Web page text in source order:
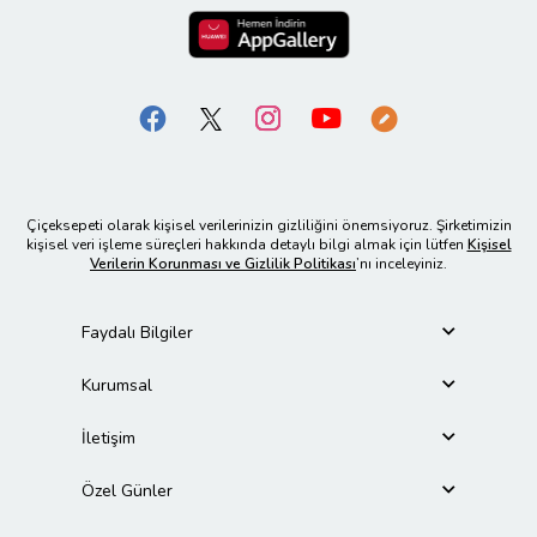
Çiçeksepeti olarak kişisel verilerinizin gizliliğini önemsiyoruz. Şirketimizin
kişisel veri işleme süreçleri hakkında detaylı bilgi almak için lütfen Kişisel
Verilerin Korunması ve Gizlilik Politikası’nı inceleyiniz.
Faydalı Bilgiler
Kurumsal
İletişim
Özel Günler